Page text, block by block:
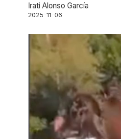
Irati Alonso García
2025-11-06